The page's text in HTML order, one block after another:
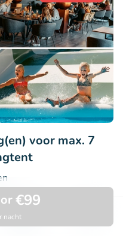
Boekingen
€99
nacht
voor max. 7